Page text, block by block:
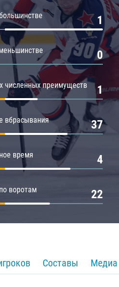
1
0
численных преимуществ 1
вбрасывания 37
время 4
воротам 22
Составы Медиа